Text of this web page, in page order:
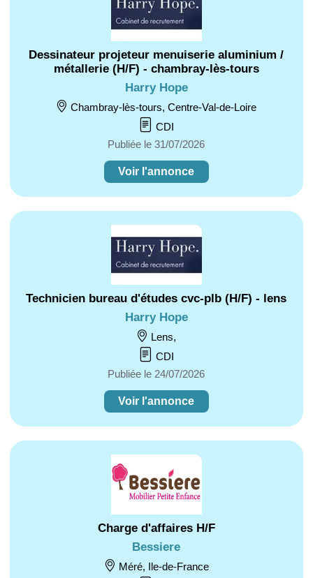
Dessinateur projeteur menuiserie aluminium /
métallerie (H/F) - chambray-lès-tours
Harry Hope
Chambray-lès-tours, Centre-Val-de-Loire
CDI
Publiée le 31/07/2026
Voir l'annonce
Technicien bureau d'études cvc-plb (H/F) - lens
Harry Hope
Lens,
CDI
Publiée le 24/07/2026
Voir l'annonce
Charge d'affaires H/F
Bessiere
Méré, Ile-de-France